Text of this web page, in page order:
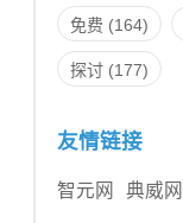
免费 (164)
探讨 (177)
友情链接
智元网 典威网